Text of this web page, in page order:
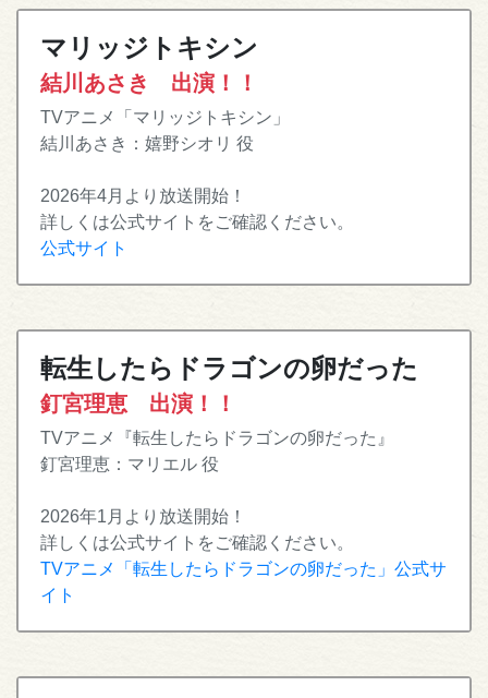
マリッジトキシン
結川あさき 出演！！
TVアニメ「マリッジトキシン」
結川あさき：嬉野シオリ 役
2026年4月より放送開始！
詳しくは公式サイトをご確認ください。
公式サイト
転生したらドラゴンの卵だった
釘宮理恵 出演！！
TVアニメ『転生したらドラゴンの卵だった』
釘宮理恵：マリエル 役
2026年1月より放送開始！
詳しくは公式サイトをご確認ください。
TVアニメ「転生したらドラゴンの卵だった」公式サ
イト